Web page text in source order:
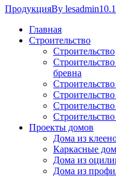
ПродукцияBy lesadmin
Главная
Строительство
Строительство
бревна
Проекты домов
Дома из
Каркасные
Дома из
Дома из